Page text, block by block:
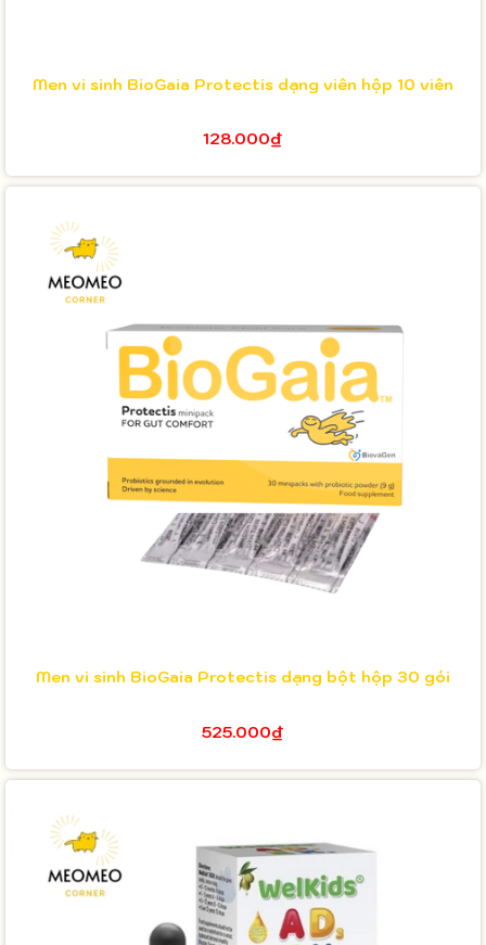
Men vi sinh BioGaia Protectis dạng viên hộp 10 viên
128.000₫
Men vi sinh BioGaia Protectis dạng bột hộp 30 gói
525.000₫